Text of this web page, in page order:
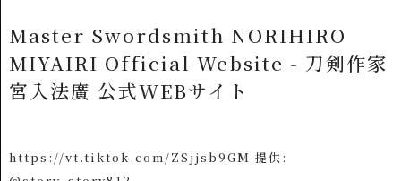
Master Swordsmith NORIHIRO
MIYAIRI Official Website - 刀剣作家
宮入法廣 公式WEBサイト
https://vt.tiktok.com/ZSjjsb9GM 提供: